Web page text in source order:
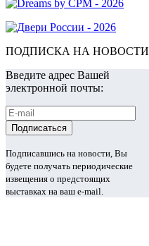
ПОДПИСКА НА НОВОСТИ
Введите адрес Вашей
электронной почты:
Подписавшись на новости, Вы
будете получать периодические
извещения о предстоящих
выставках на ваш e-mail.